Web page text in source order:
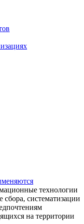
технологии
систематизации
на территории